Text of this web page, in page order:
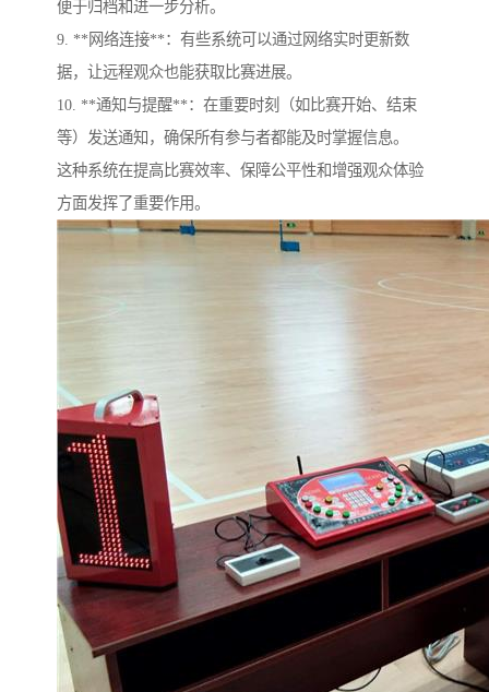
便于归档和进一步分析。
9. **网络连接**：有些系统可以通过网络实时更新数
据，让远程观众也能获取比赛进展。
10. **通知与提醒**：在重要时刻（如比赛开始、结束
等）发送通知，确保所有参与者都能及时掌握信息。
这种系统在提高比赛效率、保障公平性和增强观众体验
方面发挥了重要作用。